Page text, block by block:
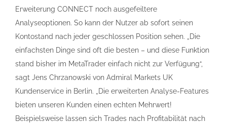
Erweiterung CONNECT noch ausgefeiltere
Analyseoptionen. So kann der Nutzer ab sofort seinen
Kontostand nach jeder geschlossen Position sehen. „Die
einfachsten Dinge sind oft die besten – und diese Funktion
stand bisher im MetaTrader einfach nicht zur Verfügung“,
sagt Jens Chrzanowski von Admiral Markets UK
Kundenservice in Berlin. „Die erweiterten Analyse-Features
bieten unseren Kunden einen echten Mehrwert!
Beispielsweise lassen sich Trades nach Profitabilität nach